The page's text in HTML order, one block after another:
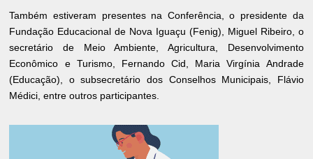
Também estiveram presentes na Conferência, o presidente da
Fundação Educacional de Nova Iguaçu (Fenig), Miguel Ribeiro, o
secretário de Meio Ambiente, Agricultura, Desenvolvimento
Econômico e Turismo, Fernando Cid, Maria Virgínia Andrade
(Educação), o subsecretário dos Conselhos Municipais, Flávio
Médici, entre outros participantes.